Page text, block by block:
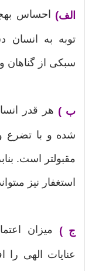
الف)احساس
توبه به انسان
سبکى از گناهان
ب )هر قدر
شده و با تضرع و
مقبول‏تر است.
استغفار نیز
ج ) میزان
عنایات الهى را